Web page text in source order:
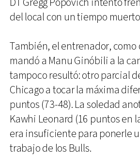
del local con un tiempo
También, el entrenador, como
mandó a Manu Ginóbili a la
tampoco resultó: otro parcial
Chicago a tocar la máxima
puntos (73-48). La soledad
Kawhi Leonard (16 puntos en
era insuficiente para ponerle
trabajo de los Bulls.